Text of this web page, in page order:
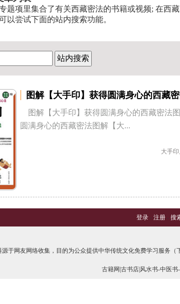
题项里集合了有关西藏密法的书籍或视频; 在西
以尝试下面的站内搜索功能。
站内搜索
图解【大手印】获得圆满身心的西藏
图解【大手印】获得圆满身心的西藏密法
圆满身心的西藏密法图解【大...
大手印
登录 - 注册 - 搜
于网友网络收集，目的为公众提供中华传统文化免费学习服务
古籍网|古书店|风水书-中医书